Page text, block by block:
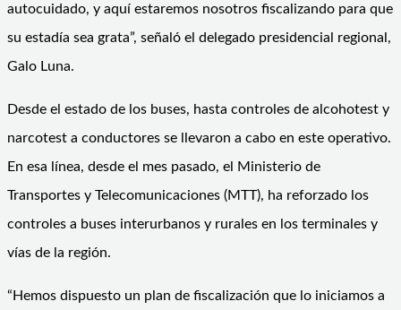
autocuidado, y aquí estaremos nosotros fiscalizando para que
su estadía sea grata”, señaló el delegado presidencial regional,
Galo Luna.
Desde el estado de los buses, hasta controles de alcohotest y
narcotest a conductores se llevaron a cabo en este operativo.
En esa línea, desde el mes pasado, el Ministerio de
Transportes y Telecomunicaciones (MTT), ha reforzado los
controles a buses interurbanos y rurales en los terminales y
vías de la región.
“Hemos dispuesto un plan de fiscalización que lo iniciamos a